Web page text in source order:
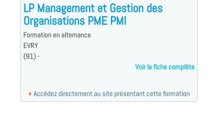
LP Management et Gestion des
Organisations PME PMI
Formation en alternance
EVRY
(91) -
Voir la fiche complète
Accédez directement au site présentant cette formation